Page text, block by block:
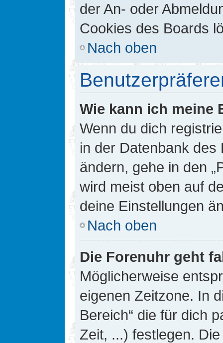
der An- oder
Cookies des Boards
Nach oben
Wie kann ich meine
Wenn du dich
in der Datenbank
ändern, gehe in den
wird meist oben auf
deine Einstellungen
Nach oben
Die Forenuhr geht
Möglicherweise
eigenen Zeitzone. In
Bereich“ die für dich
Zeit, ...) festlegen.